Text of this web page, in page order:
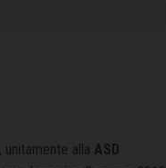
, unitamente alla ASD